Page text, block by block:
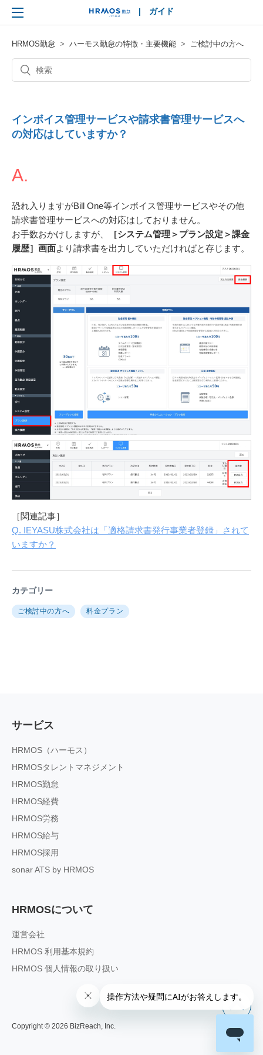
HRMOS
| ガイド
HRMOS勤怠 ハーモス勤怠の特徴・主要機能 ご検討中の方へ
インボイス管理サービスや請求書管理サービスへ
の対応はしていますか？
A.
恐れ入りますがBill One等インボイス管理サービスやその他
請求書管理サービスへの対応はしておりません。
お手数おかけしますが、
［システム管理＞プラン設定＞課金
履歴］画面より請求書を出力していただければと存じます。
［関連記事］
Q. IEYASU株式会社は「適格請求書発行事業者登録」されて
いますか？
カテゴリー
ご検討中の方へ 料金プラン
サービス
HRMOS（ハーモス）
HRMOSタレントマネジメント
HRMOS勤怠
HRMOS経費
HRMOS労務
HRMOS給与
HRMOS採用
sonar ATS by HRMOS
HRMOSについて
運営会社
HRMOS 利用基本規約
HRMOS 個人情報の取り扱い
Copyright © 2026 BizReach, Inc.